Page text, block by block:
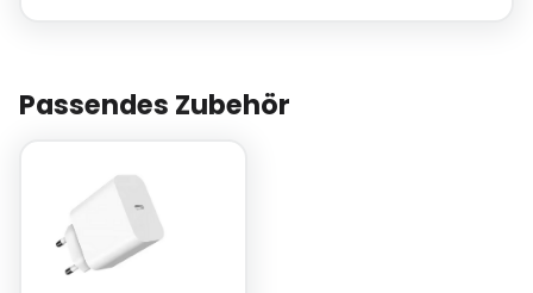
Passendes Zubehör